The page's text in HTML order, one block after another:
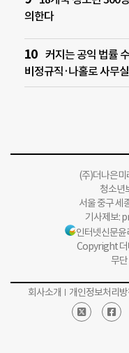
의한다
커지는 공익 법률
비정규직·나홀로 사무
(주)더나은
청소년
서울 중구 세
기사제보:
인터넷신문윤
Copyright 더
무단
회사소개 개인정보처리